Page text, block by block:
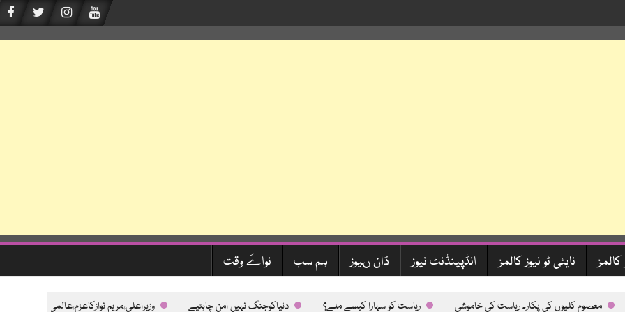
کالمز نایٹی ٹو نیوز کالمز انڈپینڈنٹ نیوز ڈان ںیوز ہم سب نواےَ وقت
معصوم کلیوں کی پکار۔ ریاست کی خاموشی ریاست کو سہارا کیسے ملے؟ دنیاکوجنگ نہیں امن چاہئیے وزیراعلی،مریم نوازکاعزم،عالمی معیارکی طبی